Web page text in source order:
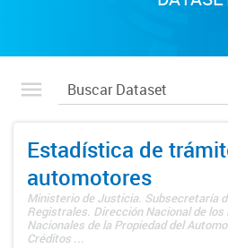
Estadística de
automotores
Ministerio de Justicia. Subsecretaría
Registrales. Dirección Nacional de
Nacionales de la Propiedad del
Créditos ...